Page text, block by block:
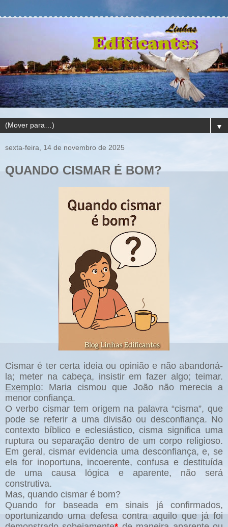
▼
sexta-feira, 14 de novembro de 2025
QUANDO CISMAR É BOM?
Cismar é ter certa ideia ou opinião e não abandoná-
la; meter na cabeça, insistir em fazer algo; teimar.
Exemplo: Maria cismou que João não merecia a
menor confiança.
O verbo cismar tem origem na palavra “cisma”, que
pode se referir a uma divisão ou desconfiança. No
contexto bíblico e eclesiástico, cisma significa uma
ruptura ou separação dentro de um corpo religioso.
Em geral, cismar evidencia uma desconfiança, e, se
ela for inoportuna, incoerente, confusa e destituída
de uma causa lógica e aparente, não será
construtiva.
Mas, quando cismar é bom?
Quando for baseada em sinais já confirmados,
oportunizando uma defesa contra aquilo que já foi